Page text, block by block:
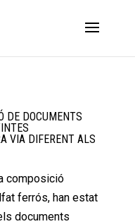
DE DOCUMENTS
VIA DIFERENT ALS
composició
ferrós, han estat
documents